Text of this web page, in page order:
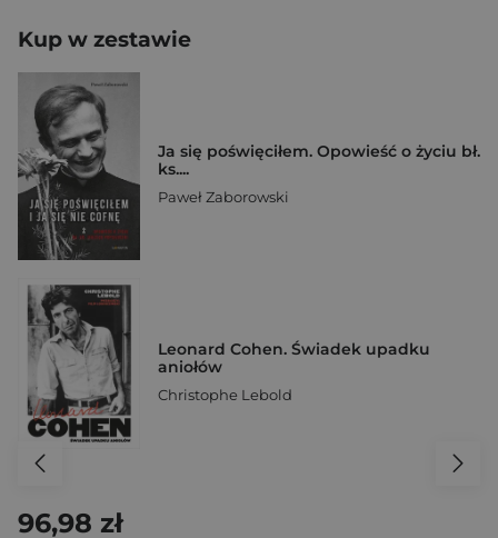
Kup w zestawie
Ja się poświęciłem. Opowieść o życiu bł.
ks....
Paweł Zaborowski
Leonard Cohen. Świadek upadku
aniołów
Christophe Lebold
96,98 zł